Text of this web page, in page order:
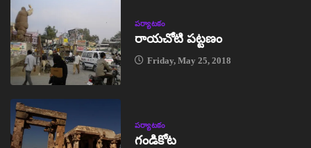
పర్యాటకం
రాయచోటి పట్టణం
Friday, May 25, 2018
పర్యాటకం
గండికోట